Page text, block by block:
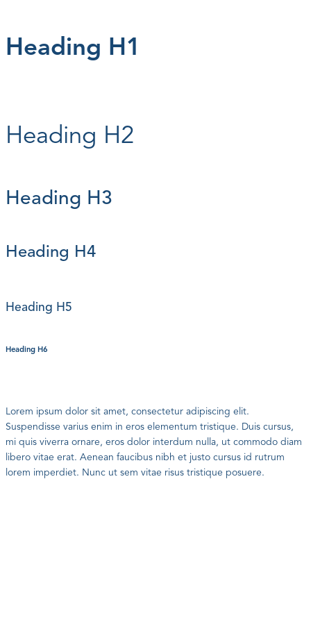
Heading H1
Heading H2
Heading H3
Heading H4
Heading H5
Heading H6
Lorem ipsum dolor sit amet, consectetur adipiscing elit.
Suspendisse varius enim in eros elementum tristique. Duis cursus,
mi quis viverra ornare, eros dolor interdum nulla, ut commodo diam
libero vitae erat. Aenean faucibus nibh et justo cursus id rutrum
lorem imperdiet. Nunc ut sem vitae risus tristique posuere.